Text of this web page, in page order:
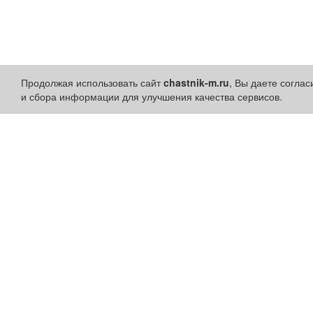
Продолжая использовать сайтchastnik-m.ru, Вы даете
и сбора информации для улучшения качества сервисов.